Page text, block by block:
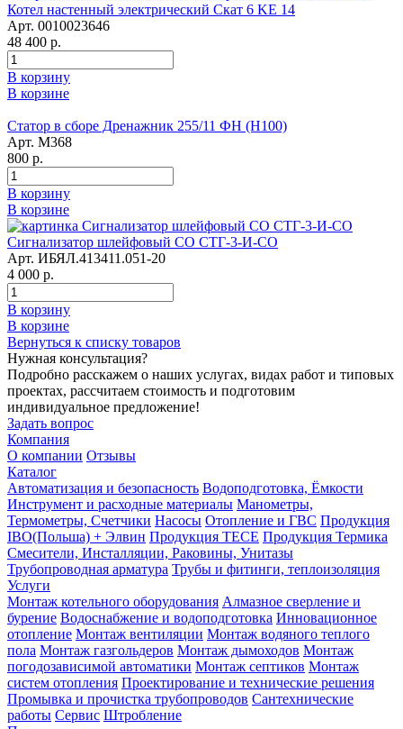
Котел настенный электрический Скат 6 KE 14
Арт. 0010023646
48 400 р.
В корзину
В корзине
Статор в сборе Дренажник 255/11 ФН (Н100)
Арт. М368
800 р.
В корзину
В корзине
Сигнализатор шлейфовый СО СТГ-3-И-СО
Арт. ИБЯЛ.413411.051-20
4 000 р.
В корзину
В корзине
Вернуться к списку товаров
Нужная консультация?
Подробно расскажем о наших услугах, видах работ и типовых
проектах, рассчитаем стоимость и подготовим
индивидуальное предложение!
Задать вопрос
Компания
О компании Отзывы
Каталог
Автоматизация и безопасность Водоподготовка, Ёмкости
Инструмент и расходные материалы Манометры,
Термометры, Счетчики Насосы Отопление и ГВС Продукция
IBO(Польша) + Элвин Продукция TECE Продукция Термика
Смесители, Инсталляции, Раковины, Унитазы
Трубопроводная арматура Трубы и фитинги, теплоизоляция
Услуги
Монтаж котельного оборудования Алмазное сверление и
бурение Водоснабжение и водоподготовка Инновационное
отопление Монтаж вентиляции Монтаж водяного теплого
пола Монтаж газгольдеров Монтаж дымоходов Монтаж
погодозависимой автоматики Монтаж септиков Монтаж
систем отопления Проектирование и технические решения
Промывка и прочистка трубопроводов Сантехнические
работы Сервис Штробление